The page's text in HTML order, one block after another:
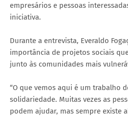
empresários e pessoas
iniciativa.
Durante a entrevista, Everaldo
importância de projetos sociais
junto às comunidades mais
“O que vemos aqui é um trabalho
solidariedade. Muitas vezes as
podem ajudar, mas sempre existe